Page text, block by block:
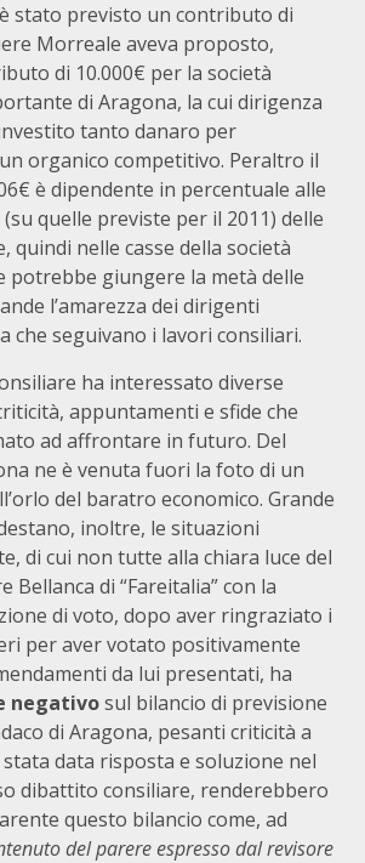
è stato previsto un contributo di
Morreale aveva proposto,
di 10.000€ per la società
di Aragona, la cui dirigenza
tanto danaro per
organico competitivo. Peraltro il
è dipendente in percentuale alle
quelle previste per il 2011) delle
quindi nelle casse della società
potrebbe giungere la metà delle
l’amarezza dei dirigenti
che seguivano i lavori consiliari.
ha interessato diverse
appuntamenti e sfide che
ad affrontare in futuro. Del
ne è venuta fuori la foto di un
del baratro economico. Grande
inoltre, le situazioni
di cui non tutte alla chiara luce del
Bellanca di “Fareitalia” con la
di voto, dopo aver ringraziato i
per aver votato positivamente
da lui presentati, ha
negativosul bilancio di previsione
di Aragona, pesanti criticità a
data risposta e soluzione nel
dibattito consiliare, renderebbero
questo bilancio come, ad
del parere espresso dal revisore